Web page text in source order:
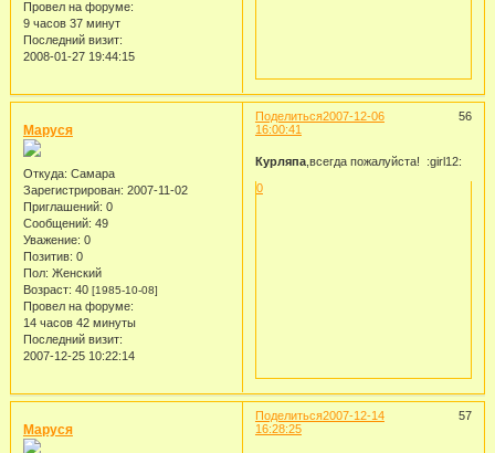
Провел на форуме:
9 часов 37 минут
Последний визит:
2008-01-27 19:44:15
Поделиться 56
2007-12-06
16:00:41
Маруся
Откуда: Самара
Зарегистрирован: 2007-11-02
Приглашений: 0
Сообщений: 49
Уважение: 0
Позитив: 0
Пол: Женский
Возраст: 40 [1985-10-08]
Провел на форуме:
14 часов 42 минуты
Последний визит:
2007-12-25 10:22:14
Курляпа,всегда пожалуйста! :girl12:
0
Поделиться 57
2007-12-14
16:28:25
Маруся